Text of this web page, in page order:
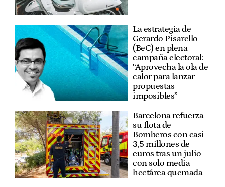
La estrategia de
Gerardo Pisarello
(BeC) en plena
campaña electoral:
“Aprovecha la ola de
calor para lanzar
propuestas
imposibles”
Barcelona refuerza
su flota de
Bomberos con casi
3,5 millones de
euros tras un julio
con solo media
hectárea quemada